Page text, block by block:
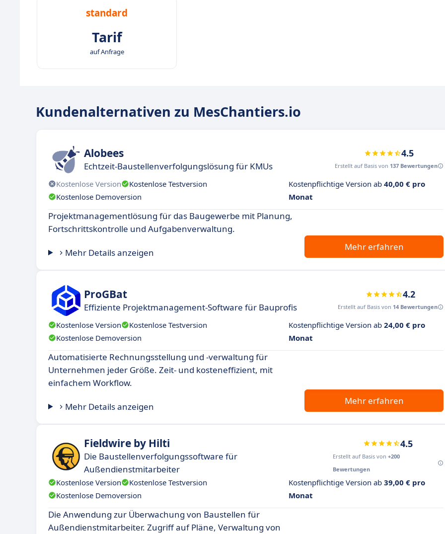
standard
Tarif
auf Anfrage
Kundenalternativen zu MesChantiers.io
Alobees
Echtzeit-Baustellenverfolgungslösung für KMUs
4.5
Erstellt auf Basis von 137 Bewertungen
Kostenlose Version
Kostenlose Testversion
Kostenlose Demoversion
Kostenpflichtige Version ab 40,00 € pro
Monat
Projektmanagementlösung für das Baugewerbe mit Planung,
Fortschrittskontrolle und Aufgabenverwaltung.
Mehr Details anzeigen
Mehr erfahren
ProGBat
Effiziente Projektmanagement-Software für Bauprofis
4.2
Erstellt auf Basis von 14 Bewertungen
Kostenlose Version
Kostenlose Testversion
Kostenlose Demoversion
Kostenpflichtige Version ab 24,00 € pro
Monat
Automatisierte Rechnungsstellung und -verwaltung für
Unternehmen jeder Größe. Zeit- und kosteneffizient, mit
einfachem Workflow.
Mehr Details anzeigen
Mehr erfahren
Fieldwire by Hilti
Die Baustellenverfolgungssoftware für
Außendienstmitarbeiter
4.5
Erstellt auf Basis von+200
Bewertungen
Kostenlose Version
Kostenlose Testversion
Kostenlose Demoversion
Kostenpflichtige Version ab 39,00 € pro
Monat
Die Anwendung zur Überwachung von Baustellen für
Außendienstmitarbeiter. Zugriff auf Pläne, Verwaltung von